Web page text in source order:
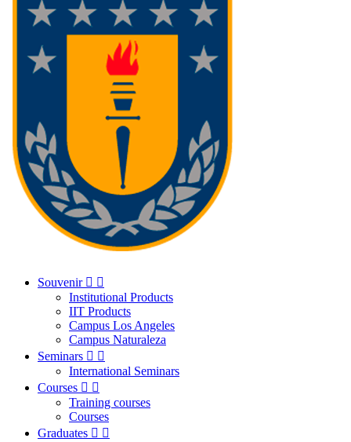
Souvenir  
Institutional Products
IIT Products
Campus Los Angeles
Campus Naturaleza
Seminars  
International Seminars
Courses  
Training courses
Courses
Graduates  